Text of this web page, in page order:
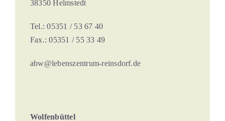
38350 Helmstedt
Tel.: 05351 / 53 67 40
Fax.: 05351 / 55 33 49
abw@lebenszentrum-reinsdorf.de
Wolfenbüttel